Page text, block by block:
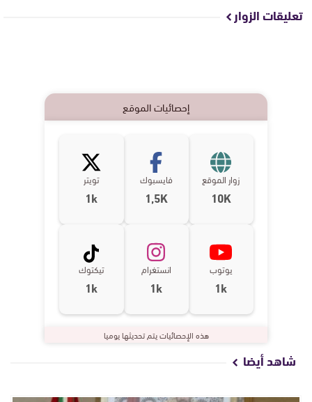
تعليقات الزوار
إحصائيات الموقع
زوار الموقع
10K
فايسبوك
1,5K
تويتر
1k
يوتوب
1k
انستغرام
1k
تيكتوك
1k
هذه الإحصائيات يتم تحديثها يوميا
شاهد أيضا